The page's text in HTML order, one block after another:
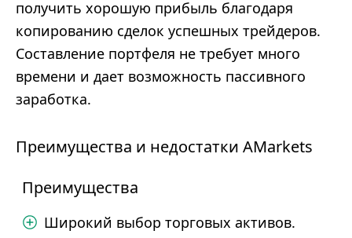
получить хорошую прибыль благодаря
копированию сделок успешных трейдеров.
Составление портфеля не требует много
времени и дает возможность пассивного
заработка.
Преимущества и недостатки AMarkets
Преимущества
Широкий выбор торговых активов.